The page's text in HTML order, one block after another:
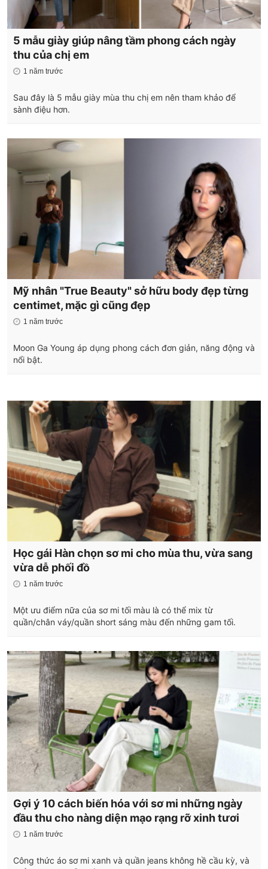
5 mẫu giày giúp nâng tầm phong cách ngày
thu của chị em
1 năm trước
Sau đây là 5 mẫu giày mùa thu chị em nên tham khảo để
sành điệu hơn.
Mỹ nhân "True Beauty" sở hữu body đẹp từng
centimet, mặc gì cũng đẹp
1 năm trước
Moon Ga Young áp dụng phong cách đơn giản, năng động và
nổi bật.
Học gái Hàn chọn sơ mi cho mùa thu, vừa sang
vừa dễ phối đồ
1 năm trước
Một ưu điểm nữa của sơ mi tối màu là có thể mix từ
quần/chân váy/quần short sáng màu đến những gam tối.
Gợi ý 10 cách biến hóa với sơ mi những ngày
đầu thu cho nàng diện mạo rạng rỡ xinh tươi
1 năm trước
Công thức áo sơ mi xanh và quần jeans không hề cầu kỳ, và